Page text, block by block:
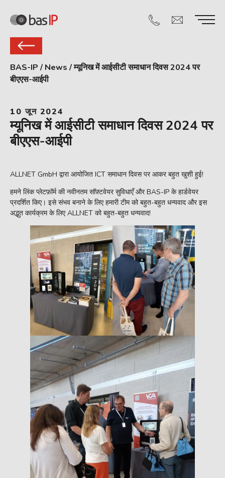
BAS-IP / News /म्यूनिख में आईसीटी समाधान दिवस 2024 पर
बीएएस-आईपी
10 जून 2024
म्यूनिख में आईसीटी समाधान दिवस 2024 पर
बीएएस-आईपी
ALLNET GmbH द्वारा आयोजित ICT समाधान दिवस पर आकर बहुत खुशी हुई!
हमने लिंक प्लेटफ़ॉर्म की नवीनतम सॉफ़्टवेयर सुविधाएँ और BAS-IP के हार्डवेयर
प्रदर्शित किए। इसे संभव बनाने के लिए हमारी टीम को बहुत-बहुत धन्यवाद और इस
अद्भुत कार्यक्रम के लिए ALLNET को बहुत-बहुत धन्यवाद!